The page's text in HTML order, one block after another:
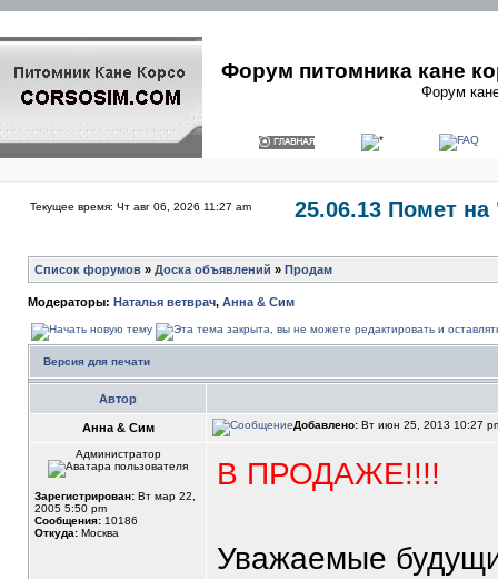
Форум питомника кане
Форум
Текущее время: Чт авг 06, 2026 11:27 am 25.06.13 Помет
Список форумов » Доска объявлений » Продам
Модераторы: Наталья ветврач, Анна & Сим
Версия для печати
Автор
Анна & Сим Добавлено: Вт июн 25, 2013 10:27
Администратор
Зарегистрирован: Вт мар 22,
2005 5:50 pm
Сообщения: 10186
Откуда: Москва
В ПРОДАЖЕ!!!!
Уважаемые